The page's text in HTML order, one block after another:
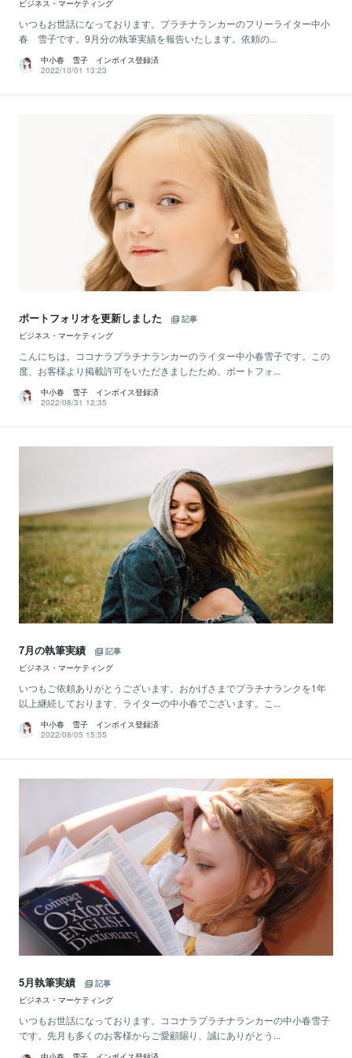
ビジネス・マーケティング
いつもお世話になっております。プラチナランカーのフリーライター中小
春 雪子です。9月分の執筆実績を報告いたします。依頼の...
中小春 雪子 インボイス登録済
2022/10/01 13:23
ポートフォリオを更新しました
記事
ビジネス・マーケティング
こんにちは。ココナラプラチナランカーのライター中小春雪子です。この
度、お客様より掲載許可をいただきましたため、ポートフォ...
中小春 雪子 インボイス登録済
2022/08/31 12:35
7月の執筆実績
記事
ビジネス・マーケティング
いつもご依頼ありがとうございます。おかげさまでプラチナランクを1年
以上継続しております、ライターの中小春でございます。こ...
中小春 雪子 インボイス登録済
2022/08/05 15:55
5月執筆実績
記事
ビジネス・マーケティング
いつもお世話になっております。ココナラプラチナランカーの中小春雪子
です。先月も多くのお客様からご愛顧賜り、誠にありがとう...